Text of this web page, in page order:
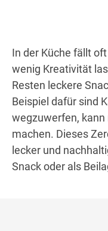
In der Küche fällt
wenig Kreativität
Resten leckere
Beispiel dafür sind
wegzuwerfen, kann
machen. Dieses
lecker und
Snack oder als